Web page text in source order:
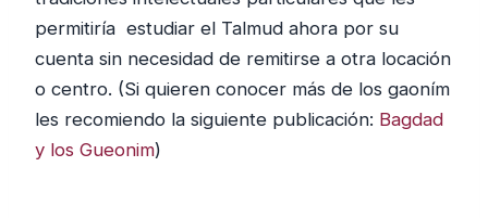
permitiría estudiar el Talmud ahora por su
cuenta sin necesidad de remitirse a otra locación
o centro. (Si quieren conocer más de los gaoním
les recomiendo la siguiente publicación: Bagdad
y los Gueonim)